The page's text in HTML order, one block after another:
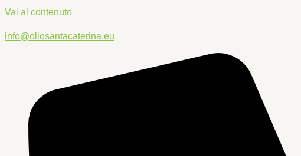
Vai al contenuto
info@oliosantacaterina.eu